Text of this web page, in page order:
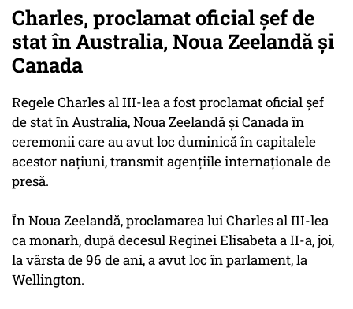
Charles, proclamat oficial șef de
stat în Australia, Noua Zeelandă şi
Canada
Regele Charles al III-lea a fost proclamat oficial şef
de stat în Australia, Noua Zeelandă şi Canada în
ceremonii care au avut loc duminică în capitalele
acestor naţiuni, transmit agenţiile internaţionale de
presă.
În Noua Zeelandă, proclamarea lui Charles al III-lea
ca monarh, după decesul Reginei Elisabeta a II-a, joi,
la vârsta de 96 de ani, a avut loc în parlament, la
Wellington.